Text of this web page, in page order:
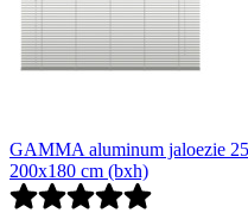
GAMMA aluminum jaloezie
200x180 cm (bxh)